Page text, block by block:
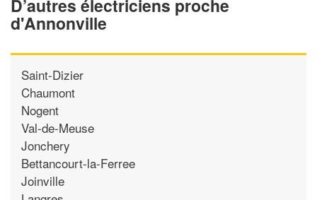
D’autres électriciens proche
d'Annonville
Saint-Dizier
Chaumont
Nogent
Val-de-Meuse
Jonchery
Bettancourt-la-Ferree
Joinville